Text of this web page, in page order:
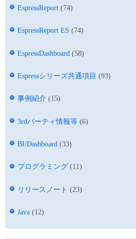
EspressReport (74)
EspressReport ES (74)
EspressDashboard (58)
Espressシリーズ共通項目 (93)
事例紹介 (15)
3rdパーティ情報等 (6)
BI/Dashboard (33)
プログラミング (11)
リリースノート (23)
Java (12)